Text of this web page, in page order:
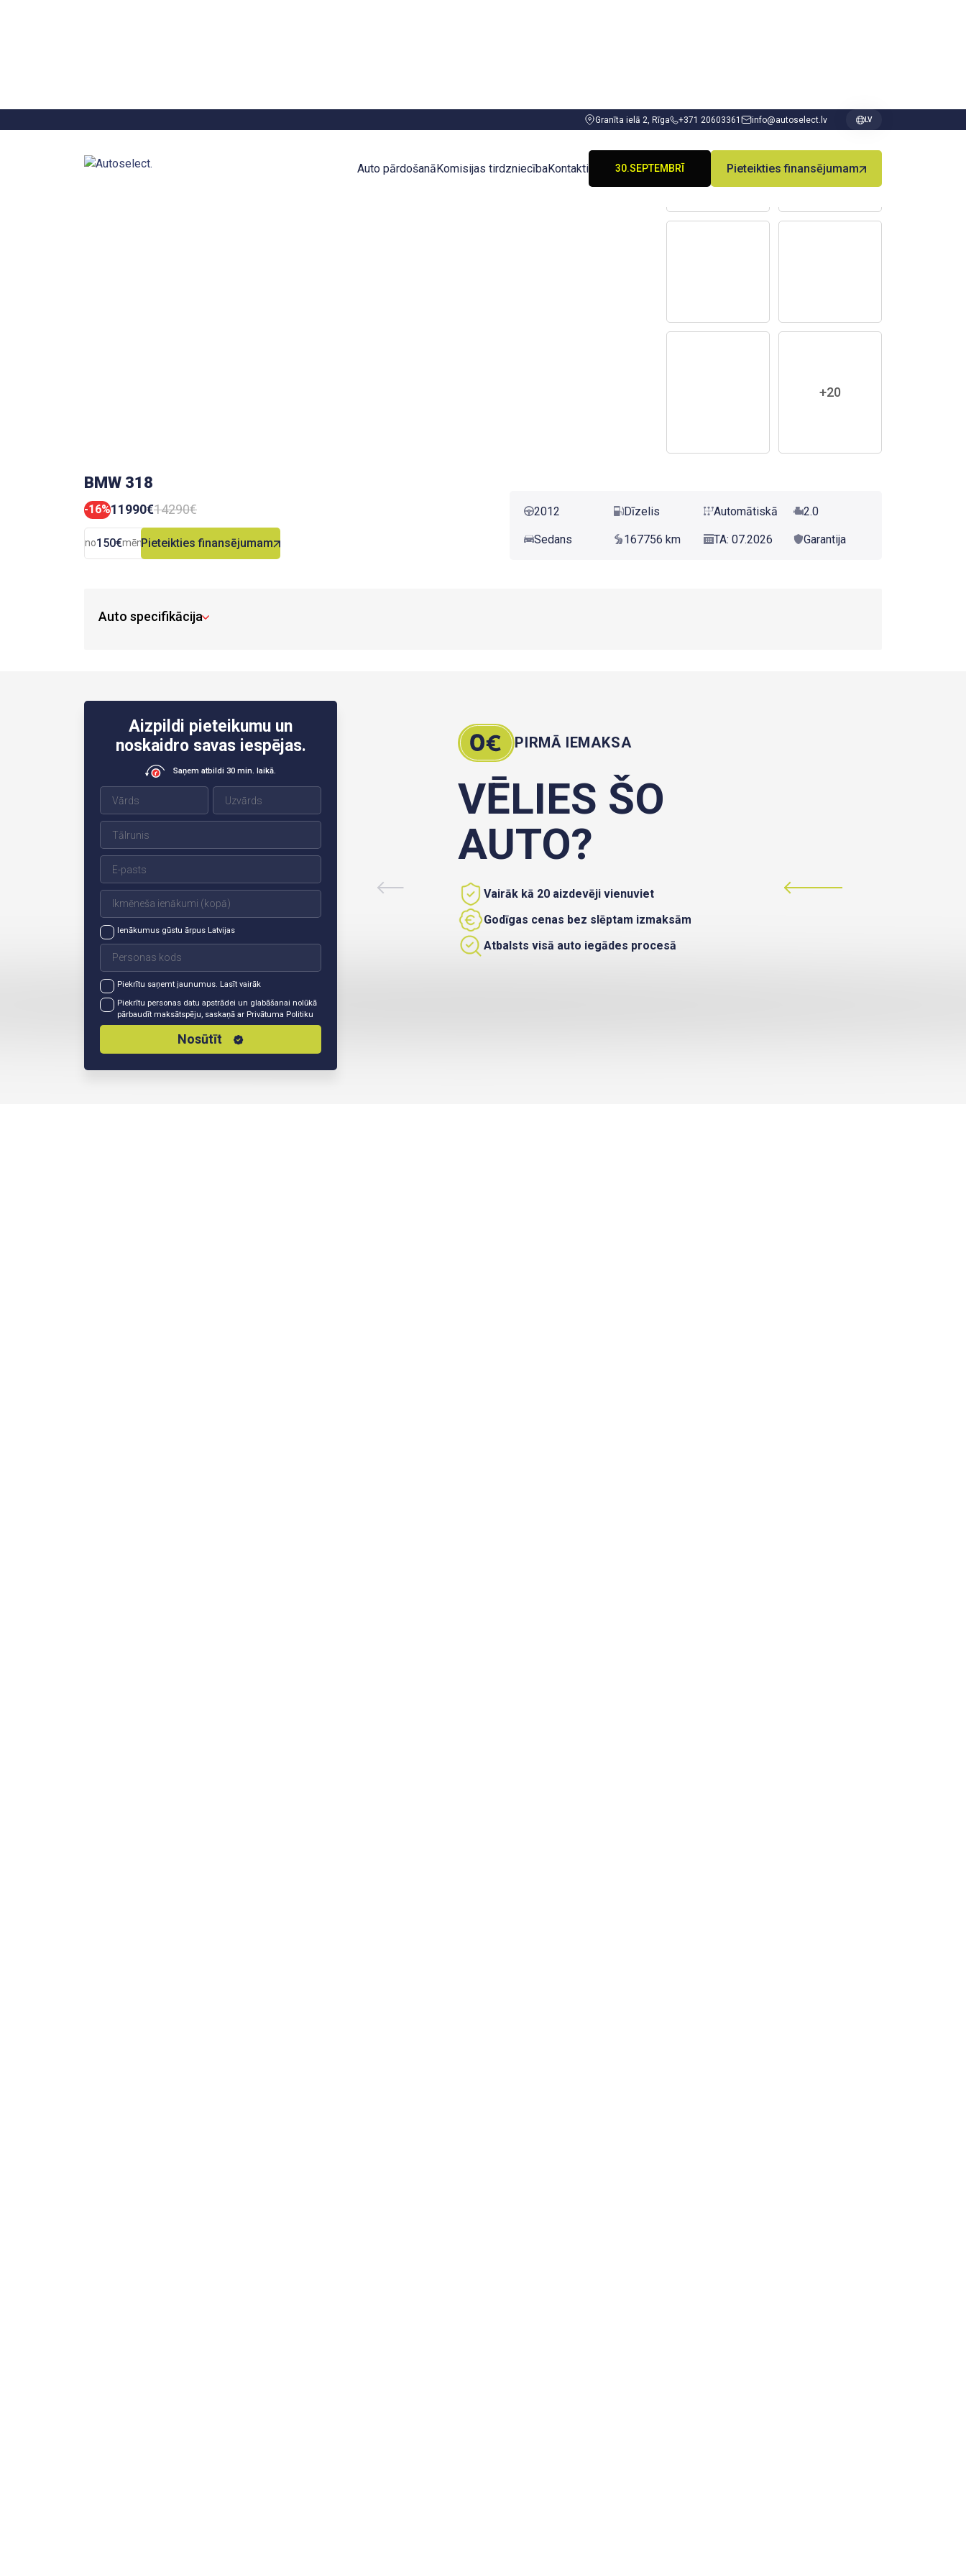
Granīta ielā 2, Rīga +371 20603361 info@autoselect.lv LV
Auto pārdošanāKomisijas tirdzniecībaKontakti 30.SEPTEMBRĪ Pieteikties finansējumam
+20
BMW 318
-16%11990€14290€
no150€mēn.Pieteikties finansējumam
2012 Dīzelis Automātiskā 2.0
Sedans 167756 km TA: 07.2026 Garantija
Auto specifikācija
Aizpildi pieteikumu un
noskaidro savas iespējas.
Saņem atbildi 30 min. laikā.
Ienākumus gūstu ārpus Latvijas
Piekrītu saņemt jaunumus. Lasīt vairāk
Piekrītu personas datu apstrādei un glabāšanai nolūkā
pārbaudīt maksātspēju, saskaņā ar Privātuma Politiku
Nosūtīt
PIRMĀ IEMAKSA
VĒLIES ŠO
AUTO?
Vairāk kā 20 aizdevēji vienuviet
Godīgas cenas bez slēptam izmaksām
Atbalsts visā auto iegādes procesā